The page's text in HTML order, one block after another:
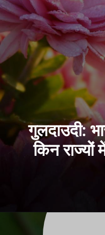
गुलदाउदी:
किन राज्यों